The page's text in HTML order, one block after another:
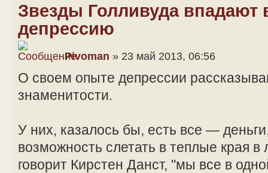
Звезды Голливуда впадают
депрессию
Pivoman » 23 май 2013, 06:56
О своем опыте депрессии
знаменитости.
У них, казалось бы, есть все —
возможность слетать в теплые края
говорит Кирстен Данст, "мы все в